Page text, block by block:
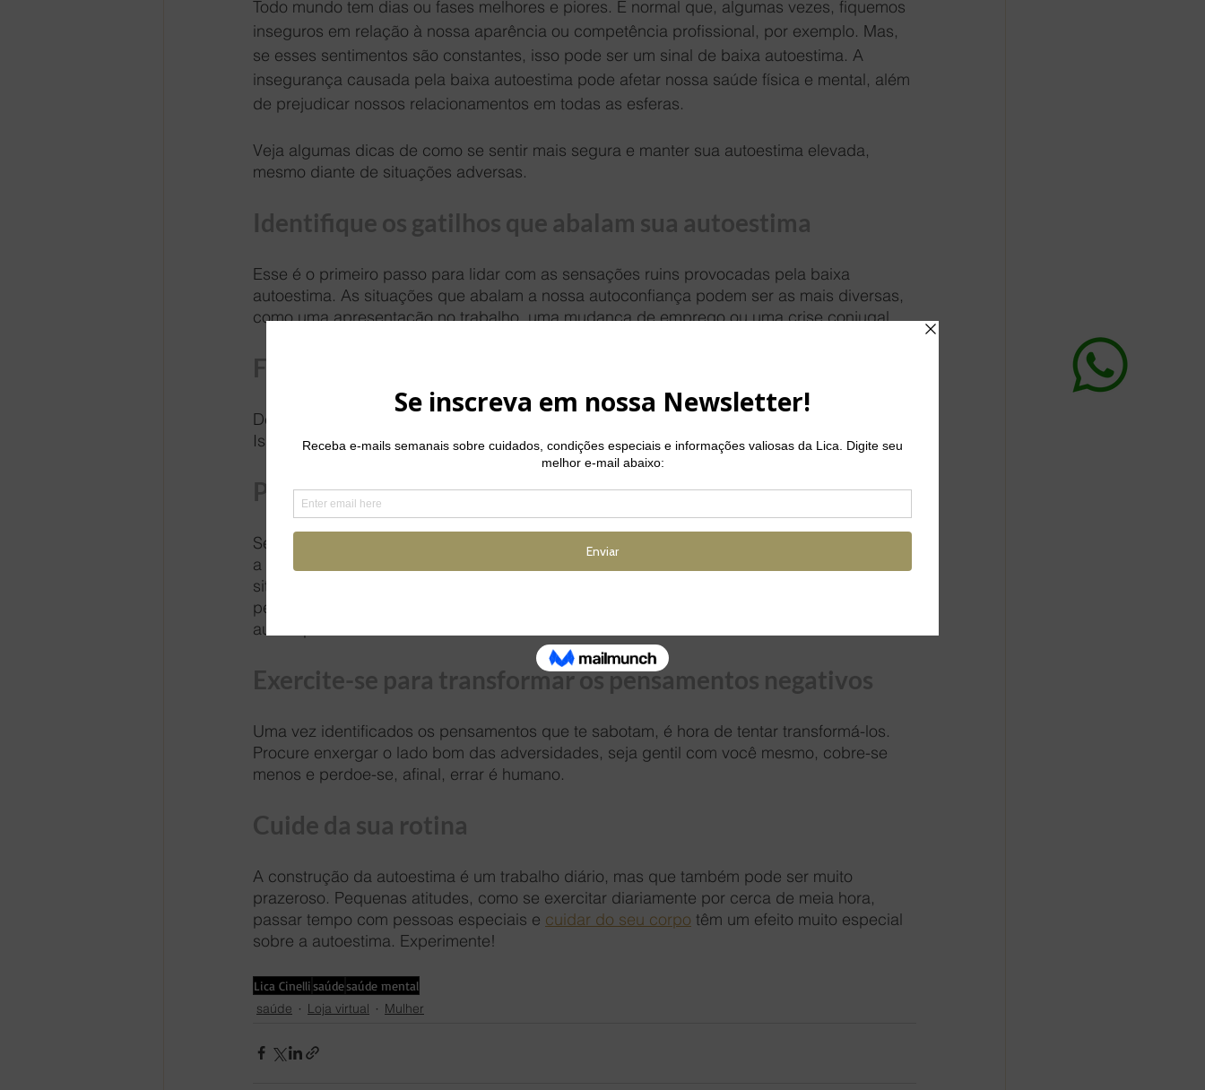
Todo mundo tem dias ou fases melhores e piores. É normal que, algumas vezes, fiquemos
inseguros em relação à nossa aparência ou competência profissional, por exemplo. Mas,
se esses sentimentos são constantes, isso pode ser um sinal de baixa autoestima. A
insegurança causada pela baixa autoestima pode afetar nossa saúde física e mental, além
de prejudicar nossos relacionamentos em todas as esferas.
Veja algumas dicas de como se sentir mais segura e manter sua autoestima elevada,
mesmo diante de situações adversas.
Identifique os gatilhos que abalam sua autoestima
Esse é o primeiro passo para lidar com as sensações ruins provocadas pela baixa
autoestima. As situações que abalam a nossa autoconfiança podem ser as mais diversas,
como uma apresentação no trabalho, uma mudança de emprego ou uma crise conjugal.
Fique atento a pensamentos e crenças
Depois de identificar as situações problemáticas, preste atenção ao que pensa sobre elas.
Isso inclui o que você diz a si mesmo e como interpreta o significado de cada situação.
Procure ver as coisas sob outra perspectiva
Seus pensamentos iniciais podem não ser a única maneira de ver uma situação. Pergunte
a si mesmo se sua visão é consistente com os fatos, ou se outras explicações para a
situação podem ser plausíveis. Também é importante ficar atento a alguns padrões de
pensamento que contribuem para abalar a autoestima, como os pensamentos fatalistas ou
autodepreciativos.
Exercite-se para transformar os pensamentos negativos
Uma vez identificados os pensamentos que te sabotam, é hora de tentar transformá-los.
Procure enxergar o lado bom das adversidades, seja gentil com você mesmo, cobre-se
menos e perdoe-se, afinal, errar é humano.
Cuide da sua rotina
A construção da autoestima é um trabalho diário, mas que também pode ser muito
prazeroso. Pequenas atitudes, como se exercitar diariamente por cerca de meia hora,
passar tempo com pessoas especiais e cuidar do seu corpo têm um efeito muito especial
sobre a autoestima. Experimente!
Lica Cinelli saúdesaúde mental
saúde Loja virtual Mulher